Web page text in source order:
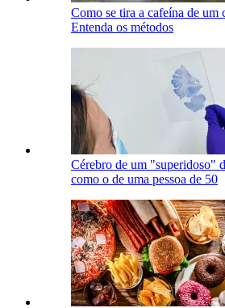
Como se tira a cafeína de um
Entenda os métodos
Cérebro de um "superidoso"
como o de uma pessoa de 50